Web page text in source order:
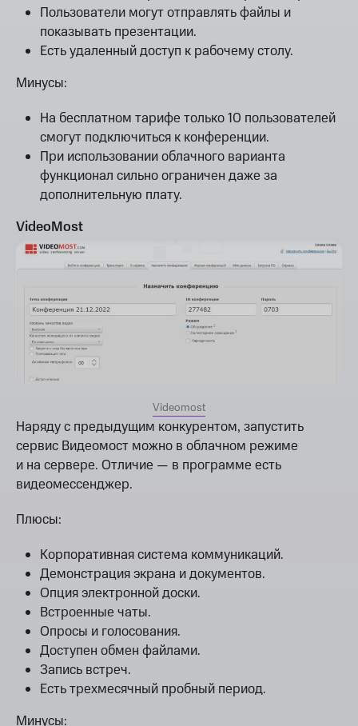
Пользователи могут отправлять файлы и
показывать презентации.
Есть удаленный доступ к рабочему столу.
Минусы:
На бесплатном тарифе только 10 пользователей
смогут подключиться к конференции.
При использовании облачного варианта
функционал сильно ограничен даже за
дополнительную плату.
VideoMost
Videomost
Наряду с предыдущим конкурентом, запустить
сервис Видеомост можно в облачном режиме
и на сервере. Отличие — в программе есть
видеомессенджер.
Плюсы:
Корпоративная система коммуникаций.
Демонстрация экрана и документов.
Опция электронной доски.
Встроенные чаты.
Опросы и голосования.
Доступен обмен файлами.
Запись встреч.
Есть трехмесячный пробный период.
Минусы: